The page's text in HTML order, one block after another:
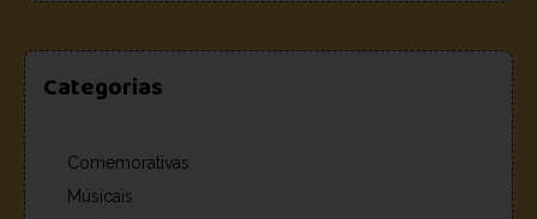
Categorias
Comemorativas
Músicais